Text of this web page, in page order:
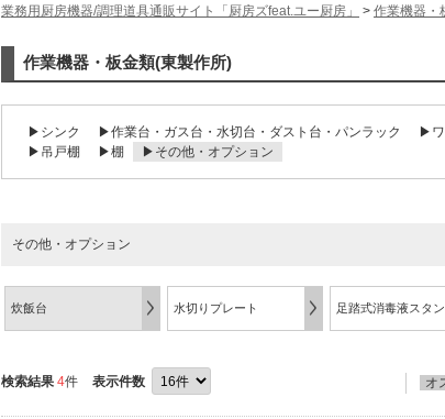
業務用厨房機器/調理道具通販サイト「厨房ズfeat.ユー厨房」 > 作業機器・
作業機器・板金類(東製作所)
▶シンク ▶作業台・ガス台・水切台・ダスト台・パンラック ▶ワ
▶吊戸棚
▶棚 ▶その他・オプション
その他・オプション
炊飯台 水切りプレート 足踏式消毒液スタ
検索結果 4件 表示件数 オ